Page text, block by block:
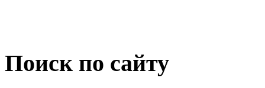
Поиск по сайту